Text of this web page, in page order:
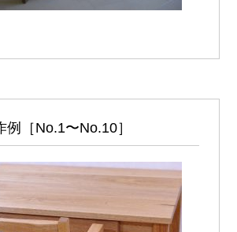
［No.1〜No.10］